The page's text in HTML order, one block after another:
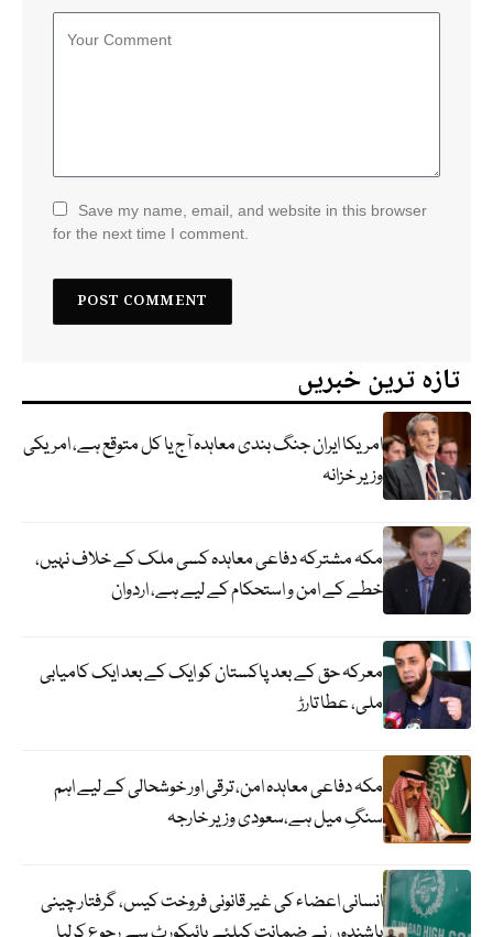
Save my name, email, and website in this browser
for the next time I comment.
تازہ ترین خبریں
امریکا ایران جنگ بندی معاہدہ آج یا کل متوقع ہے، امریکی
وزیر خزانہ
مکہ مشترکہ دفاعی معاہدہ کسی ملک کے خلاف نہیں،
خطے کے امن و استحکام کے لیے ہے، اردوان
معرکہ حق کے بعد پاکستان کو ایک کے بعد ایک کامیابی
ملی، عطا تارڑ
مکہ دفاعی معاہدہ امن، ترقی اور خوشحالی کے لیے اہم
سنگِ میل ہے،سعودی وزیر خارجہ
انسانی اعضاء کی غیر قانونی فروخت کیس، گرفتار چینی